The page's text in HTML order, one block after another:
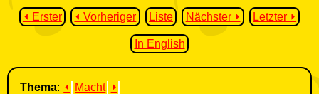
⏴ Erster ⏴ Vorheriger Liste Nächster ⏵ Letzter ⏵
In English
Thema: ⏴ Macht ⏵